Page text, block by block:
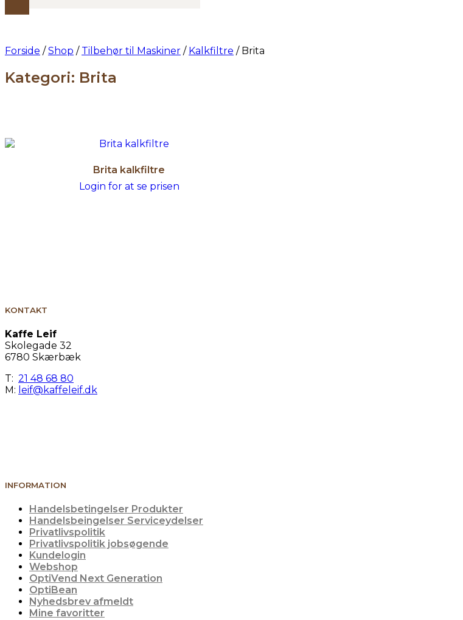
Forside /Shop / Tilbehør til Maskiner / Kalkfiltre / Brita
Kategori: Brita
Brita kalkfiltre
Login for at se prisen
KONTAKT
Kaffe Leif
Skolegade 32
6780 Skærbæk
T: 21 48 68 80
M: leif@kaffeleif.dk
INFORMATION
Handelsbetingelser Produkter
Handelsbeingelser Serviceydelser
Privatlivspolitik
Privatlivspolitik jobsøgende
Kundelogin
Webshop
OptiVend Next Generation
OptiBean
Nyhedsbrev afmeldt
Mine favoritter